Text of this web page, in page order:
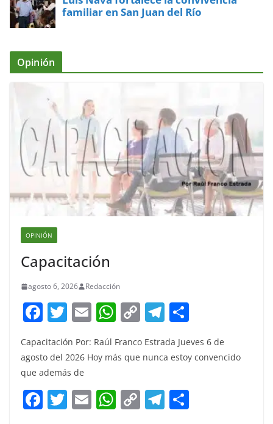
familiar en San Juan del Río
Opinión
OPINIÓN
Capacitación
agosto 6, 2026 Redacción
F
a
c
e
b
o
T
itt
er
E
m
ai
W
at
A
p
C
p
Li
n
T
el
e
a
m
ar
e
Capacitación Por: Raúl Franco Estrada Jueves 6 de
agosto del 2026 Hoy más que nunca estoy convencido
que además de
F T E W C T